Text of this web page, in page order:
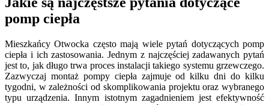
pomp ciepła
Mieszkańcy Otwocka często mają wiele pytań dotyczących pomp
ciepła i ich zastosowania. Jednym z najczęściej zadawanych pytań
jest to, jak długo trwa proces instalacji takiego systemu grzewczego.
Zazwyczaj montaż pompy ciepła zajmuje od kilku dni do kilku
tygodni, w zależności od skomplikowania projektu oraz wybranego
typu urządzenia. Innym istotnym zagadnieniem jest efektywność